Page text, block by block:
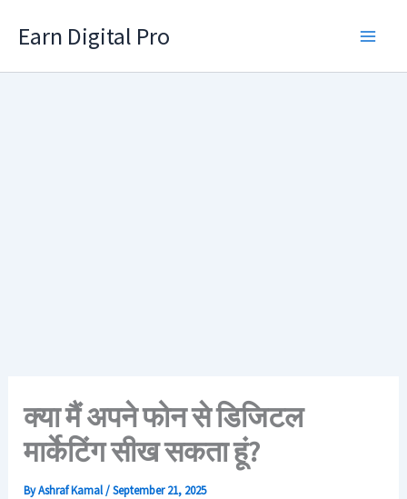
Earn Digital Pro
क्या मैं अपने फोन से डिजिटल
मार्केटिंग सीख सकता हूं?
ByAshraf Kamal/September 21, 2025